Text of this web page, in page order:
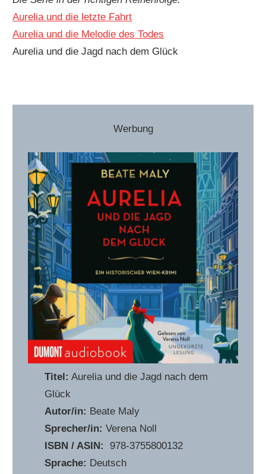
Aurelia und die letzte Fahrt
Aurelia und die Melodie des Todes
Aurelia und die Jagd nach dem Glück
Werbung
Titel: Aurelia und die Jagd nach dem
Glück
Autor/in: Beate Maly
Sprecher/in: Verena Noll
ISBN / ASIN:
‎ 978-3755800132
Sprache: Deutsch